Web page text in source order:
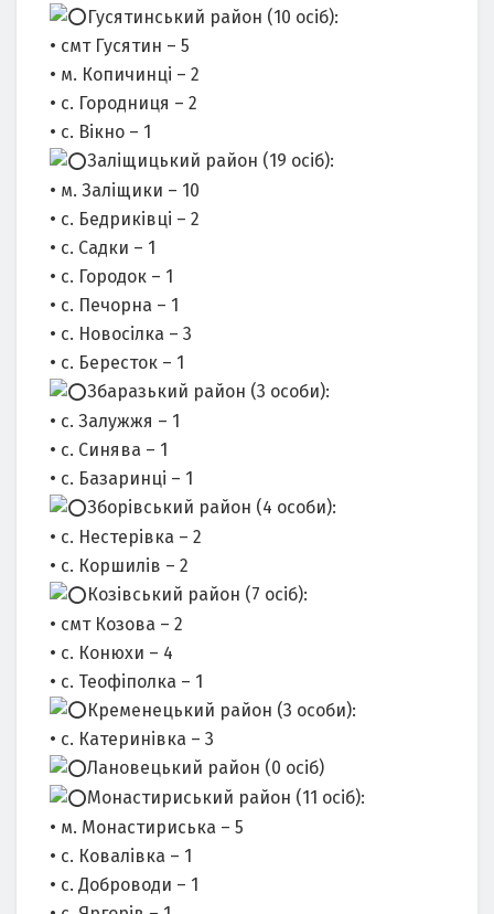
Гусятинський район (10 осіб):
• смт Гусятин – 5
• м. Копичинці – 2
• с. Городниця – 2
• с. Вікно – 1
Заліщицький район (19 осіб):
• м. Заліщики – 10
• с. Бедриківці – 2
• с. Садки – 1
• с. Городок – 1
• с. Печорна – 1
• с. Новосілка – 3
• с. Бересток – 1
Збаразький район (3 особи):
• с. Залужжя – 1
• с. Синява – 1
• с. Базаринці – 1
Зборівський район (4 особи):
• с. Нестерівка – 2
• с. Коршилів – 2
Козівський район (7 осіб):
• смт Козова – 2
• с. Конюхи – 4
• с. Теофіполка – 1
Кременецький район (3 особи):
• с. Катеринівка – 3
Лановецький район (0 осіб)
Монастириський район (11 осіб):
• м. Монастириська – 5
• с. Ковалівка – 1
• с. Доброводи – 1